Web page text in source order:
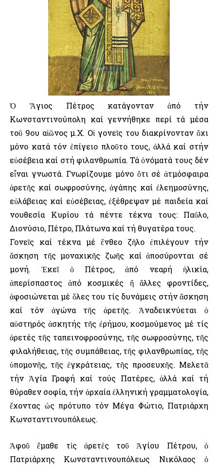
Ὁ Ἅγιος Πέτρος κατάγονταν ἀπό τήν
Κωνσταντινούπολη καί γεννήθηκε περί τά μέσα
τοῦ 9ου αἰῶνος μ.Χ. Οἱ γονεῖς του διακρίνονταν ὄχι
μόνο κατά τόν ἐπίγειο πλοῦτο τους, ἀλλά καί στήν
εὐσέβεια καί στή φιλανθρωπία. Τά ὀνόματά τους δέν
εἶναι γνωστά. Γνωρίζουμε μόνο ὅτι σέ ἀτμόσφαιρα
ἀρετῆς καί σωφροσύνης, ἀγάπης καί ἐλεημοσύνης,
εὐλάβειας καί εὐσέβειας, ἐξέθρεψαν μέ παιδεία καί
νουθεσία Κυρίου τά πέντε τέκνα τους: Παῦλο,
Διονύσιο, Πέτρο, Πλάτωνα καί τή θυγατέρα τους.
Γονεῖς καί τέκνα μέ ἔνθεο ζῆλο ἐπιλέγουν τήν
ἄσκηση τῆς μοναχικῆς ζωῆς καί ἀποσύρονται σέ
μονή. Ἐκεῖ ὁ Πέτρος, ἀπό νεαρή ἡλικία,
ἀπερίσπαστος ἀπό κοσμικές ἢ ἄλλες φροντίδες,
ἀφοσιώνεται μέ ὅλες του τίς δυνάμεις στήν ἄσκηση
καί τόν ἀγώνα τῆς ἀρετῆς. Ἀναδεικνύεται ὁ
αὐστηρός ἀσκητής τῆς ἐρήμου, κοσμούμενος μέ τίς
ἀρετές τῆς ταπεινοφροσύνης, τῆς σωφροσύνης, τῆς
φιλαλήθειας, τῆς συμπάθειας, τῆς φιλανθρωπίας, τῆς
ὑπομονῆς, τῆς ἐγκράτειας, τῆς προσευχῆς. Μελετᾶ
τήν Ἁγία Γραφή καί τούς Πατέρες, ἀλλά καί τή
θύραθεν σοφία, τήν ἀρχαία ἑλληνική γραμματολογία,
ἔχοντας ὡς πρότυπο τόν Μέγα Φώτιο, Πατριάρχη
Κωνσταντινουπόλεως.
Ἀφοῦ ἔμαθε τὶς ἀρετὲς τοῦ Ἁγίου Πέτρου, ὁ
Πατριάρχης Κωνσταντινουπόλεως Νικόλαος ὁ